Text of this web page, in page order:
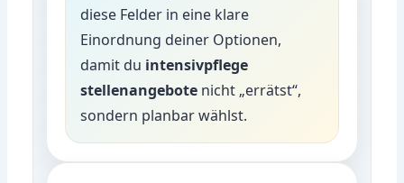
diese Felder in eine klare
Einordnung deiner Optionen,
damit du intensivpflege
stellenangebote nicht „errätst“,
sondern planbar wählst.